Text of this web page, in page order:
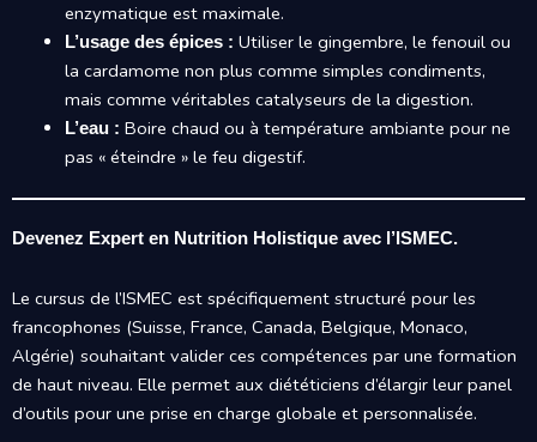
enzymatique est maximale.
L’usage des épices : Utiliser le gingembre, le fenouil ou
la cardamome non plus comme simples condiments,
mais comme véritables catalyseurs de la digestion.
L’eau : Boire chaud ou à température ambiante pour ne
pas « éteindre » le feu digestif.
Devenez Expert en Nutrition Holistique avec l’ISMEC.
Le cursus de l’ISMEC est spécifiquement structuré pour les
francophones (Suisse, France, Canada, Belgique, Monaco,
Algérie) souhaitant valider ces compétences par une formation
de haut niveau. Elle permet aux diététiciens d’élargir leur panel
d’outils pour une prise en charge globale et personnalisée.